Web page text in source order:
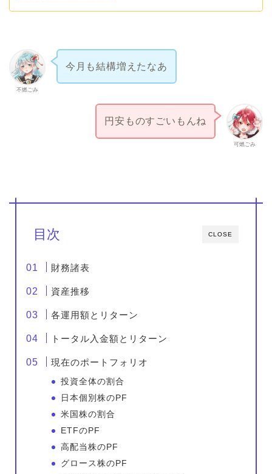
不燃ごみ
今月も結構増えたなあ
可燃ごみ
円安ものすごいもんね
CLOSE
目次
財務諸表
資産推移
各運用額とリターン
トータル入金額とリターン
現在のポートフォリオ
投資全体の割合
日本個別株のPF
米国株の割合
ETFのPF
高配当株のPF
グロース株のPF